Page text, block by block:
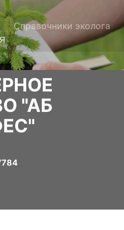
Справочники эколога
"АБ